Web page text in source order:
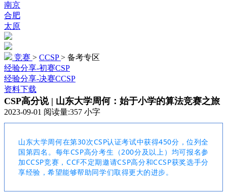
南京
合肥
太原
竞赛 > CCSP> 备考专区
经验分享-初赛CSP
经验分享-决赛CCSP
资料下载
CSP高分说 | 山东大学周何：始于小学的算法竞赛之旅
2023-09-01 阅读量:357 小字
山东大学周何在第30次CSP认证考试中获得450分，位列全
国第四名。每年CSP高分考生（200分及以上）均可报名参
加CCSP竞赛，CCF不定期邀请CSP高分和CCSP获奖选手分
享经验，希望能够帮助同学们取得更大的进步。